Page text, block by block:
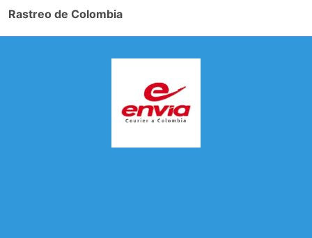
Rastreo de Colombia